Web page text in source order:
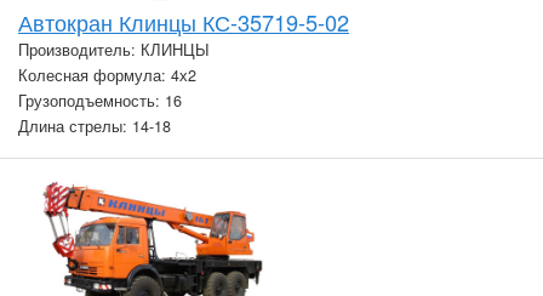
Автокран Клинцы КС-35719-5-02
Производитель: КЛИНЦЫ
Колесная формула: 4х2
Грузоподъемность: 16
Длина стрелы: 14-18